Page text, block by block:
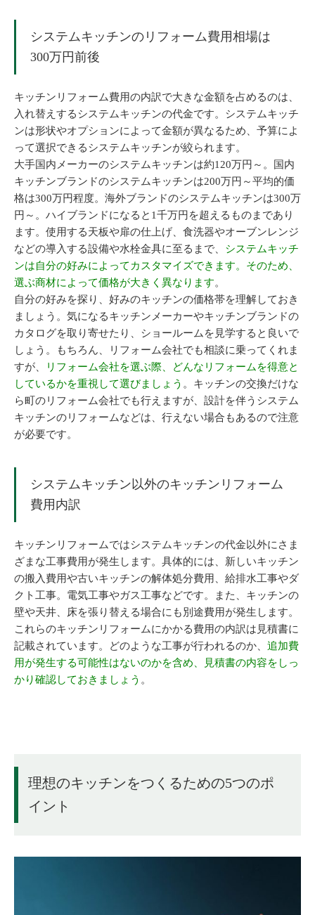
システムキッチンのリフォーム費用相場は
300万円前後
キッチンリフォーム費用の内訳で大きな金額を占めるのは、
入れ替えするシステムキッチンの代金です。システムキッチ
ンは形状やオプションによって金額が異なるため、予算によ
って選択できるシステムキッチンが絞られます。
大手国内メーカーのシステムキッチンは約120万円～。国内
キッチンブランドのシステムキッチンは200万円～平均的価
格は300万円程度。海外ブランドのシステムキッチンは300万
円～。ハイブランドになると1千万円を超えるものまであり
ます。使用する天板や扉の仕上げ、食洗器やオーブンレンジ
などの導入する設備や水栓金具に至るまで、 システムキッチ
ンは自分の好みによってカスタマイズできます。そのため、
選ぶ商材によって価格が大きく異なります。
自分の好みを探り、好みのキッチンの価格帯を理解しておき
ましょう。気になるキッチンメーカーやキッチンブランドの
カタログを取り寄せたり、ショールームを見学すると良いで
しょう。もちろん、リフォーム会社でも相談に乗ってくれま
すが、
リフォーム会社を選ぶ際、どんなリフォームを得意と
しているかを重視して選びましょう 。キッチンの交換だけな
ら町のリフォーム会社でも行えますが、設計を伴うシステム
キッチンのリフォームなどは、行えない場合もあるので注意
が必要です。
システムキッチン以外のキッチンリフォーム
費用内訳
キッチンリフォームではシステムキッチンの代金以外にさま
ざまな工事費用が発生します。具体的には、新しいキッチン
の搬入費用や古いキッチンの解体処分費用、給排水工事やダ
クト工事。電気工事やガス工事などです。また、キッチンの
壁や天井、床を張り替える場合にも別途費用が発生します。
これらのキッチンリフォームにかかる費用の内訳は見積書に
記載されています。どのような工事が行われるのか、 追加費
用が発生する可能性はないのかを含め、見積書の内容をしっ
かり確認しておきましょう 。
理想のキッチンをつくるための5つのポ
イント